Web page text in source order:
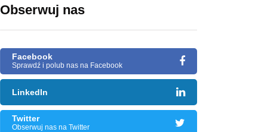
Obserwuj nas
Facebook
Sprawdź i polub nas na Facebook
LinkedIn
Twitter
Obserwuj nas na Twitter